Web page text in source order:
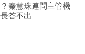
秦慧珠連問主管機
答不出